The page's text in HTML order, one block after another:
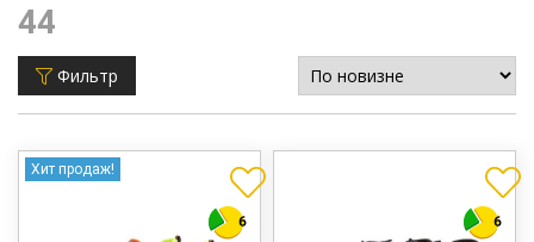
44
Фильтр
Хит продаж!